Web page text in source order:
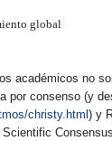
global
académicos no
por consenso (y
christy.html ) y